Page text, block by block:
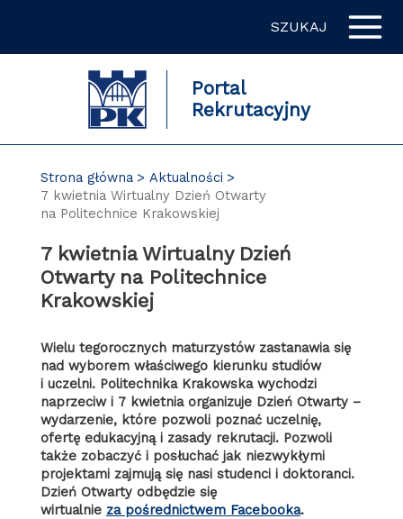
SZUKAJ
Portal
Rekrutacyjny
Strona główna
Aktualności
7 kwietnia Wirtualny Dzień Otwarty
na Politechnice Krakowskiej
7 kwietnia Wirtualny Dzień
Otwarty na Politechnice
Krakowskiej
Wielu tegorocznych maturzystów zastanawia się
nad wyborem właściwego kierunku studiów
i uczelni. Politechnika Krakowska wychodzi
naprzeciw i 7 kwietnia organizuje Dzień Otwarty –
wydarzenie, które pozwoli poznać uczelnię,
ofertę edukacyjną i zasady rekrutacji. Pozwoli
także zobaczyć i posłuchać jak niezwykłymi
projektami zajmują się nasi studenci i doktoranci.
Dzień Otwarty odbędzie się
wirtualnie za pośrednictwem Facebooka.